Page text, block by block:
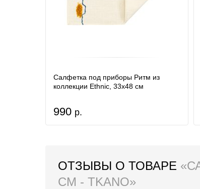
Салфетка под приборы Ритм из
коллекции Ethnic, 33х48 см
990 р.
ОТЗЫВЫ О ТОВАРЕ
СМ - TKANO»